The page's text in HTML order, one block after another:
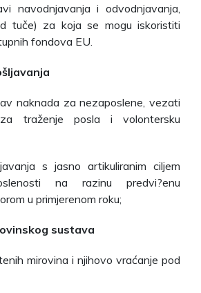
navodnjavanja i odvodnjavanja,
tuče) za koja se mogu iskoristiti
fondova EU.
naknada za nezaposlene, vezati
traženje posla i volontersku
s jasno artikuliranim ciljem
na razinu predvi?enu
u primjerenom roku;
sustava
mirovina i njihovo vraćanje pod